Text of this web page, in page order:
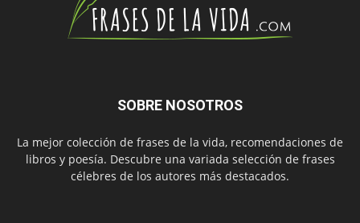
SOBRE NOSOTROS
La mejor colección de frases de la vida, recomendaciones de
libros y poesía. Descubre una variada selección de frases
célebres de los autores más destacados.